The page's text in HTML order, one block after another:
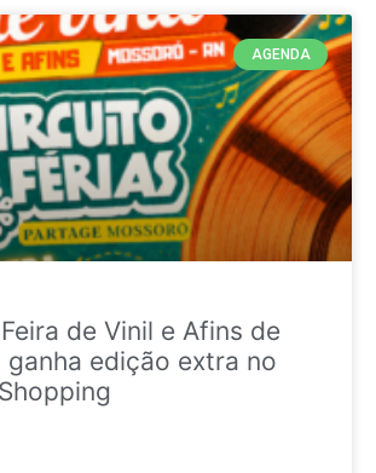
AGENDA
de Vinil e Afins de
edição extra no